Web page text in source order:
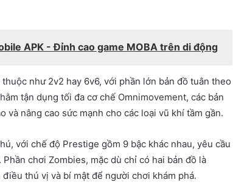
APK - Đỉnh cao game MOBA trên di động
như 2v2 hay 6v6, với phần lớn bản đồ tuân theo
tận dụng tối đa cơ chế Omnimovement, các bản
và nâng cao sức mạnh cho các loại vũ khí tầm gần.
với chế độ Prestige gồm 9 bậc khác nhau, yêu cầu
chơi Zombies, mặc dù chỉ có hai bản đồ là
thú vị và bí mật để người chơi khám phá.